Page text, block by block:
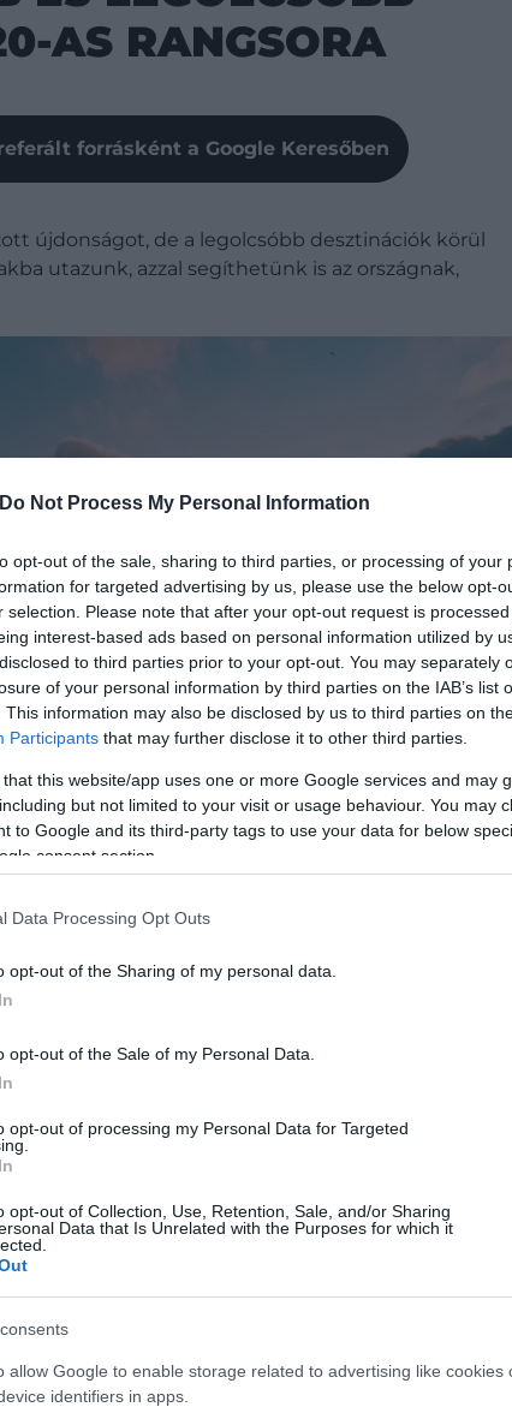
Do Not Process My Personal Information
opt-out of the sale, sharing to third parties, or processing of your
for targeted advertising by us, please use the below opt-
selection. Please note that after your opt-out request is
interest-based ads based on personal information utilized by
to third parties prior to your opt-out. You may separately
of your personal information by third parties on the IAB’s list
This information may also be disclosed by us to third parties on
Participants that may further disclose it to other third parties.
that this website/app uses one or more Google services and may
but not limited to your visit or usage behaviour. You may
to Google and its third-party tags to use your data for below
consent section.
Data Processing Opt Outs
opt-out of the Sharing of my personal data.
opt-out of the Sale of my Personal Data.
opt-out of processing my Personal Data for Targeted
opt-out of Collection, Use, Retention, Sale, and/or Sharing
Data that Is Unrelated with the Purposes for which it
allow Google to enable storage related to advertising like cookies
identifiers in apps.
AS RANGSORA
forrásként a Google Keresőben
újdonságot, de a legolcsóbb desztinációk körül
utazunk, azzal segíthetünk is az országnak,
A 2020-as statisztikában arra voltak
mennyire tette nehézzé a megélhetést, és az árak
A metropoliszokat 138 féle szempont szerint
élelmiszereket, háztartási szereket és
dolgokat. Az alkohol és a dohány ára is jól
között ezek azok, amelyeket a
a fogyasztók.
Párizs és Zürich, de a 10 legdrágább között van
New York, Koppenhága és Los Angeles is.